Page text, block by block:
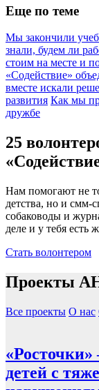
Еще по теме
Мы закончили
знали, будем ли
стоим на месте и
«Содействие»
вместе искали
развития Как мы
дружбе
25
Нам помогают не
детства, но и смм-
собаководы и
деле и у тебя есть
Стать волонтером
Проекты
Все проекты О нас
детей с